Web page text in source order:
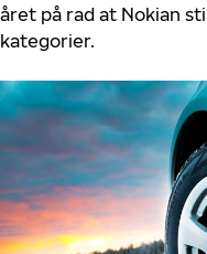
året på rad at Nokian
kategorier.